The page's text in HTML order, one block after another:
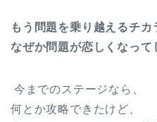
もう問題を乗り越えるチカ
なぜか問題が恋しくなって
今までのステージなら、
何とか攻略できたけど、